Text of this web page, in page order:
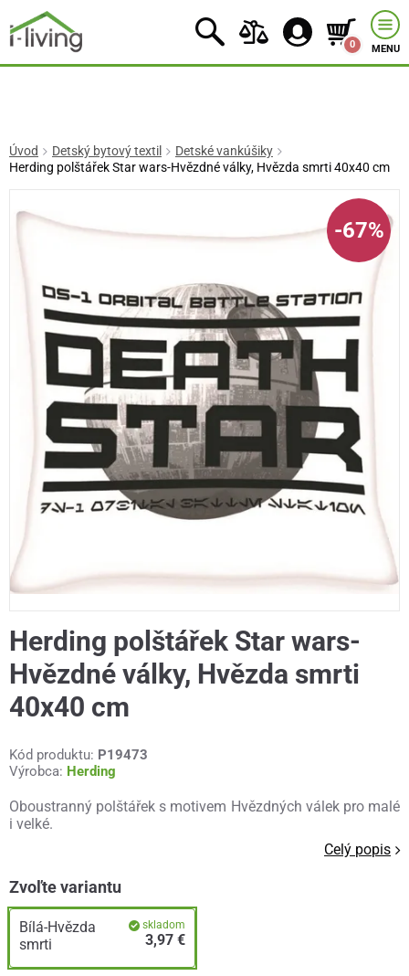
0 MENU
Úvod Detský bytový textil
Detské vankúšiky
Herding polštářek Star wars-Hvězdné války, Hvězda smrti 40x40 cm
-67%
Herding polštářek Star wars-
Hvězdné války, Hvězda smrti
40x40 cm
Kód produktu: P19473
Výrobca: Herding
Oboustranný polštářek s motivem Hvězdných válek pro malé
i velké.
Celý popis
Zvoľte variantu
Bílá-Hvězda
smrti
skladom
3,97 €